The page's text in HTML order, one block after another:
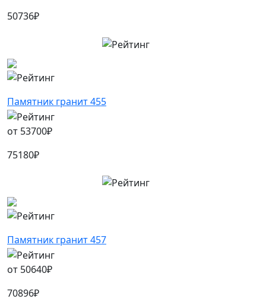
50736₽
Памятник гранит 455
от 53700₽
75180₽
Памятник гранит 457
от 50640₽
70896₽